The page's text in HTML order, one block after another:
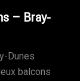
– Bray-
Dunes
balcons